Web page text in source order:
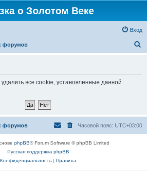
о Золотом Веке
Вход
форумов
все cookie, установленные данной
форумов Часовой пояс: UTC+03:00
phpBB® Forum Software © phpBB Limited
Русская поддержка phpBB
Конфиденциальность| Правила